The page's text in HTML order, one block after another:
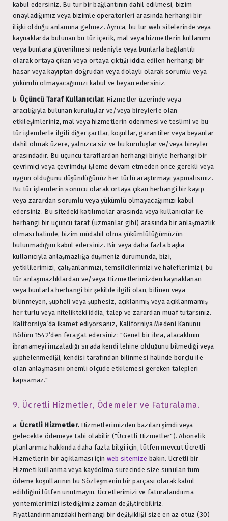
kabul edersiniz. Bu tür bir bağlantının dahil edilmesi, bizim
onayladığımız veya bizimle operatörleri arasında herhangi bir
ilişki olduğu anlamına gelmez. Ayrıca, bu tür web sitelerinde veya
kaynaklarda bulunan bu tür içerik, mal veya hizmetlerin kullanımı
veya bunlara güvenilmesi nedeniyle veya bunlarla bağlantılı
olarak ortaya çıkan veya ortaya çıktığı iddia edilen herhangi bir
hasar veya kayıptan doğrudan veya dolaylı olarak sorumlu veya
yükümlü olmayacağımızı kabul ve beyan edersiniz.
b. Üçüncü Taraf Kullanıcılar.Hizmetler üzerinde veya
aracılığıyla bulunan kuruluşlar ve/veya bireylerle olan
etkileşimleriniz, mal veya hizmetlerin ödenmesi ve teslimi ve bu
tür işlemlerle ilgili diğer şartlar, koşullar, garantiler veya beyanlar
dahil olmak üzere, yalnızca siz ve bu kuruluşlar ve/veya bireyler
arasındadır. Bu üçüncü taraflardan herhangi biriyle herhangi bir
çevrimiçi veya çevrimdışı işleme devam etmeden önce gerekli veya
uygun olduğunu düşündüğünüz her türlü araştırmayı yapmalısınız.
Bu tür işlemlerin sonucu olarak ortaya çıkan herhangi bir kayıp
veya zarardan sorumlu veya yükümlü olmayacağımızı kabul
edersiniz. Bu sitedeki katılımcılar arasında veya kullanıcılar ile
herhangi bir üçüncü taraf (uzmanlar gibi) arasında bir anlaşmazlık
olması halinde, bizim müdahil olma yükümlülüğümüzün
bulunmadığını kabul edersiniz. Bir veya daha fazla başka
kullanıcıyla anlaşmazlığa düşmeniz durumunda, bizi,
yetkililerimizi, çalışanlarımızı, temsilcilerimizi ve haleflerimizi, bu
tür anlaşmazlıklardan ve/veya Hizmetlerimizden kaynaklanan
veya bunlarla herhangi bir şekilde ilgili olan, bilinen veya
bilinmeyen, şüpheli veya şüphesiz, açıklanmış veya açıklanmamış
her türlü veya nitelikteki iddia, talep ve zarardan muaf tutarsınız.
Kaliforniya’da ikamet ediyorsanız, Kaliforniya Medeni Kanunu
Bölüm 1542’den feragat edersiniz: "Genel bir ibra, alacaklının
ibranameyi imzaladığı sırada kendi lehine olduğunu bilmediği veya
şüphelenmediği, kendisi tarafından bilinmesi halinde borçlu ile
olan anlaşmasını önemli ölçüde etkilemesi gereken talepleri
kapsamaz."
9. Ücretli Hizmetler, Ödemeler ve Faturalama.
a. Ücretli Hizmetler.Hizmetlerimizden bazıları şimdi veya
gelecekte ödemeye tabi olabilir ("Ücretli Hizmetler"). Abonelik
planlarımız hakkında daha fazla bilgi için, lütfen mevcut Ücretli
Hizmetlerin bir açıklaması için web sitemize bakın. Ücretli bir
Hizmeti kullanma veya kaydolma sürecinde size sunulan tüm
ödeme koşullarının bu Sözleşmenin bir parçası olarak kabul
edildiğini lütfen unutmayın. Ücretlerimizi ve faturalandırma
yöntemlerimizi istediğimiz zaman değiştirebiliriz.
Fiyatlandırmanızdaki herhangi bir değişikliği size en az otuz (30)